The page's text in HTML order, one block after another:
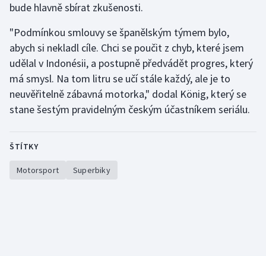
Veslování
Vodní slalom
Volejbal
bude hlavně sbírat zkušenosti.
"Podmínkou smlouvy se španělským týmem bylo,
abych si nekladl cíle. Chci se poučit z chyb, které jsem
udělal v Indonésii, a postupně předvádět progres, který
má smysl. Na tom litru se učí stále každý, ale je to
neuvěřitelně zábavná motorka," dodal König, který se
stane šestým pravidelným českým účastníkem seriálu.
ŠTÍTKY
Motorsport Superbiky